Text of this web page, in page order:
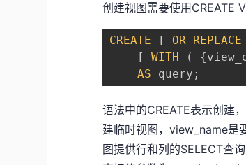
创建视图需要使用CREATE
CREATE [ OR REPLACE
[
WITH ( {
AS query ;
语法中的CREATE表示创建
建临时视图，view_name是
图提供行和列的SELECT查